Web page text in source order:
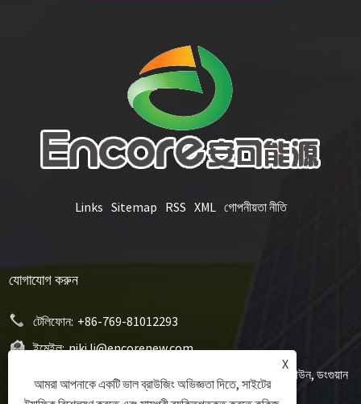
Links Sitemap RSS XML গোপনীয়তা নীতি
যোগাযোগ করুন
টেলিফোন: +86-769-81012293
ইমেইল: niki.li@encorenew.com
12# সানজিয়াং ইন্ডাস্ট্রি রোড, হেংকুয়ান কমিউনিটি, হেংলি টাউন, ডংগুয়ান
সিটি, গুয়াংডং প্রদেশ, চীন
X
আমরা আপনাকে একটি ভাল ব্রাউজিং অভিজ্ঞতা দিতে, সাইটের